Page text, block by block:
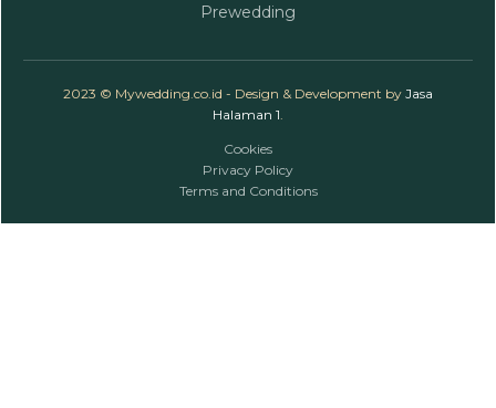
Prewedding
2023 © Mywedding.co.id - Design & Development by Jasa
Halaman 1
Cookies
Privacy Policy
Terms and Conditions